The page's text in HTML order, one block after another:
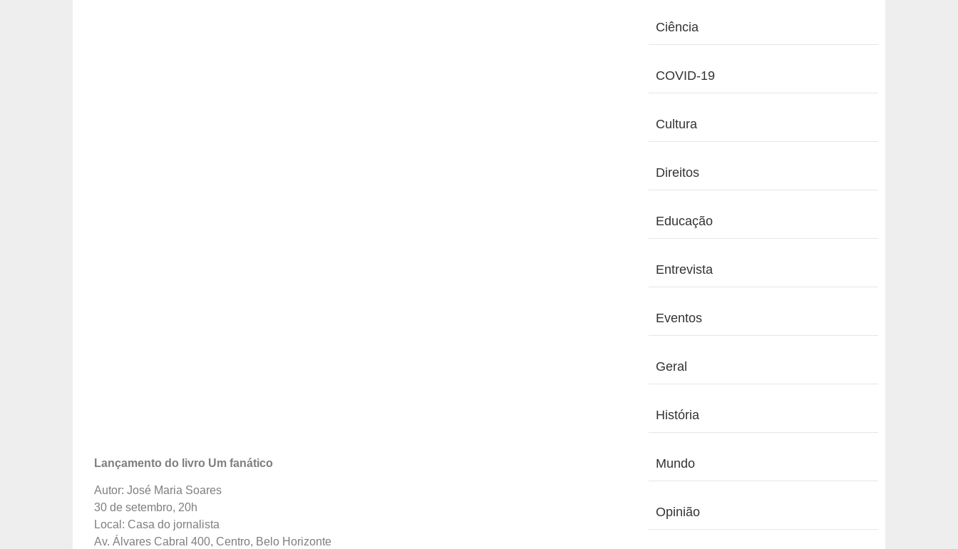
Lançamento do livro Um fanático
Autor: José Maria Soares
30 de setembro, 20h
Local: Casa do jornalista
Av. Álvares Cabral 400, Centro, Belo Horizonte
Ciência
COVID-19
Cultura
Direitos
Educação
Entrevista
Eventos
Geral
História
Mundo
Opinião